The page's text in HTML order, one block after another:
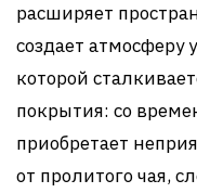
расширяет
создает атмосферу
которой
покрытия: со
приобретает
от пролитого чая,